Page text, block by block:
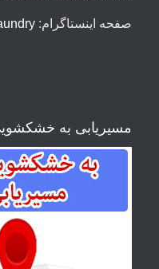
صفحه اینستاگرام:
مسیریابی به